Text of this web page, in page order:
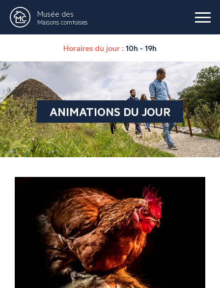
Musée des
Maisons comtoises
Horaires du jour : 10h - 19h
ANIMATIONS DU JOUR